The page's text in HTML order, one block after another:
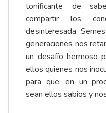
tonificante de
compartir los
desinteresada.
generaciones nos
un desafío hermoso
ellos quienes nos
para que, en un
sean ellos sabios y